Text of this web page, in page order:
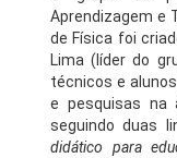
Aprendizagem e
de Física foi
Lima (líder do
técnicos e
e pesquisas na
seguindo duas
didático para